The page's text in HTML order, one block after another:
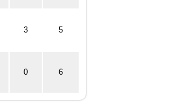
3 5
0 6